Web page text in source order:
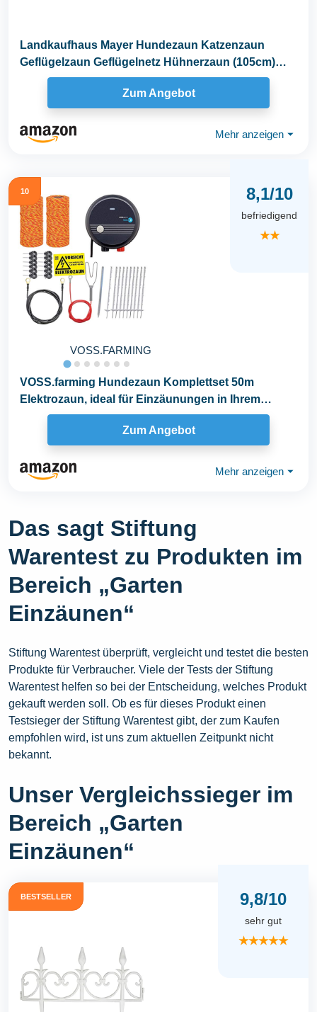
Landkaufhaus Mayer Hundezaun Katzenzaun
Geflügelzaun Geflügelnetz Hühnerzaun (105cm)
25m grün...
Zum Angebot
Mehr anzeigen ⏷
10
VOSS.FARMING
8,1/10
befriedigend
★★
VOSS.farming Hundezaun Komplettset 50m
Elektrozaun, ideal für Einzäunungen in Ihrem
Garten, mit...
Zum Angebot
Mehr anzeigen ⏷
Das sagt Stiftung
Warentest zu Produkten im
Bereich „Garten
Einzäunen“
Stiftung Warentest überprüft, vergleicht und testet die besten
Produkte für Verbraucher. Viele der Tests der Stiftung
Warentest helfen so bei der Entscheidung, welches Produkt
gekauft werden soll. Ob es für dieses Produkt einen
Testsieger der Stiftung Warentest gibt, der zum Kaufen
empfohlen wird, ist uns zum aktuellen Zeitpunkt nicht
bekannt.
Unser Vergleichssieger im
Bereich „Garten
Einzäunen“
BESTSELLER 9,8/10
sehr gut
★★★★★